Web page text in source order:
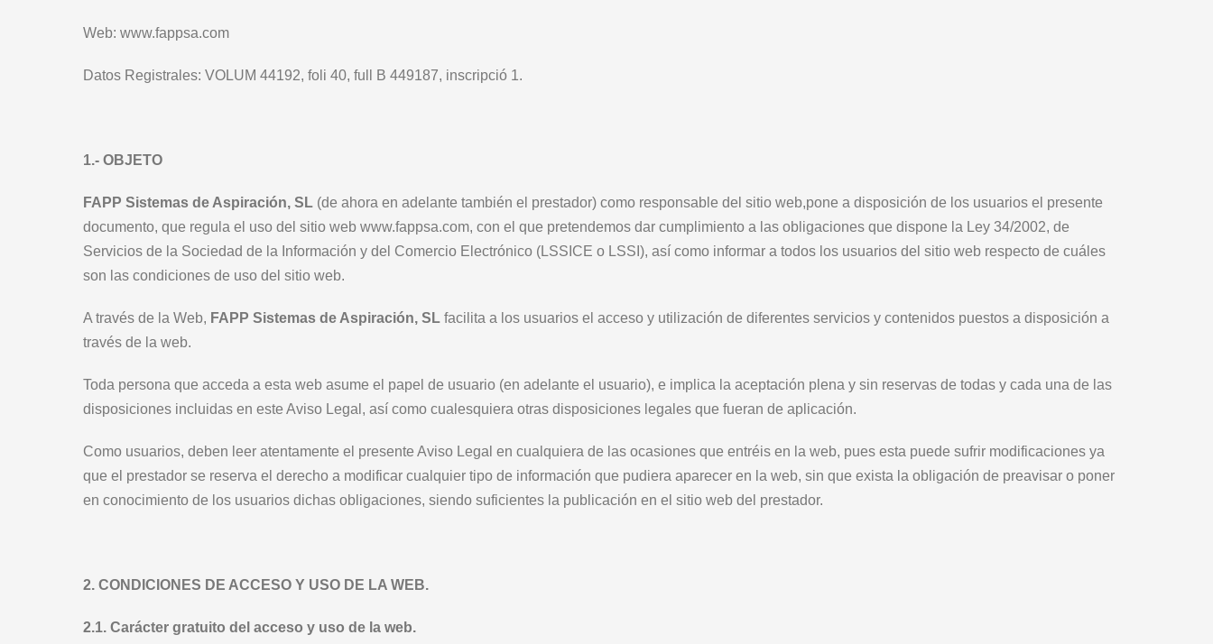
Web: www.fappsa.com
Datos Registrales: VOLUM 44192, foli 40, full B 449187, inscripció 1.
1.- OBJETO
FAPP Sistemas de Aspiración, SL (de ahora en adelante también el prestador) como responsable del sitio web,pone a disposición de los usuarios el presente
documento, que regula el uso del sitio web www.fappsa.com, con el que pretendemos dar cumplimiento a las obligaciones que dispone la Ley 34/2002, de
Servicios de la Sociedad de la Información y del Comercio Electrónico (LSSICE o LSSI), así como informar a todos los usuarios del sitio web respecto de cuáles
son las condiciones de uso del sitio web.
A través de la Web, FAPP Sistemas de Aspiración, SL facilita a los usuarios el acceso y utilización de diferentes servicios y contenidos puestos a disposición a
través de la web.
Toda persona que acceda a esta web asume el papel de usuario (en adelante el usuario), e implica la aceptación plena y sin reservas de todas y cada una de las
disposiciones incluidas en este Aviso Legal, así como cualesquiera otras disposiciones legales que fueran de aplicación.
Como usuarios, deben leer atentamente el presente Aviso Legal en cualquiera de las ocasiones que entréis en la web, pues esta puede sufrir modificaciones ya
que el prestador se reserva el derecho a modificar cualquier tipo de información que pudiera aparecer en la web, sin que exista la obligación de preavisar o poner
en conocimiento de los usuarios dichas obligaciones, siendo suficientes la publicación en el sitio web del prestador.
2. CONDICIONES DE ACCESO Y USO DE LA WEB.
2.1. Carácter gratuito del acceso y uso de la web.